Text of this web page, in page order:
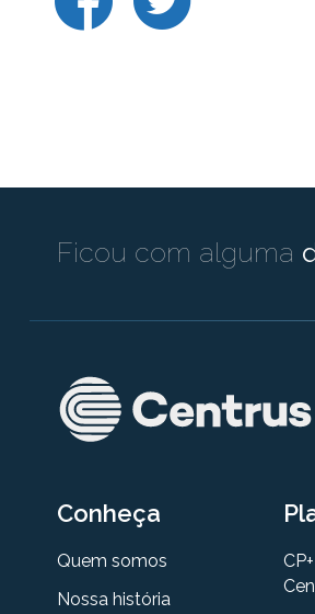
Ficou com alguma
Conheça
Quem somos
Nossa história